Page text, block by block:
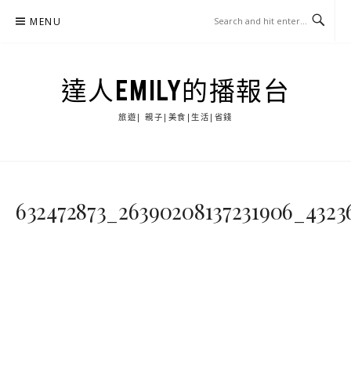
MENU
達人EMILY的播報台
旅遊| 親子|美食|生活|省錢